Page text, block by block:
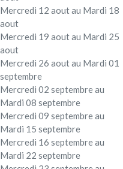
Mercredi 12 aout au Mardi 18
aout
Mercredi 19 aout au Mardi 25
aout
Mercredi 26 aout au Mardi 01
septembre
Mercredi 02 septembre au
Mardi 08 septembre
Mercredi 09 septembre au
Mardi 15 septembre
Mercredi 16 septembre au
Mardi 22 septembre